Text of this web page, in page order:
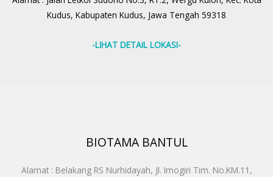
Kudus, Kabupaten Kudus, Jawa Tengah 59318
-LIHAT DETAIL LOKASI-
BIOTAMA BANTUL
Alamat : Belakang RS Nurhidayah, Jl. Imogiri Tim. No.KM.11,